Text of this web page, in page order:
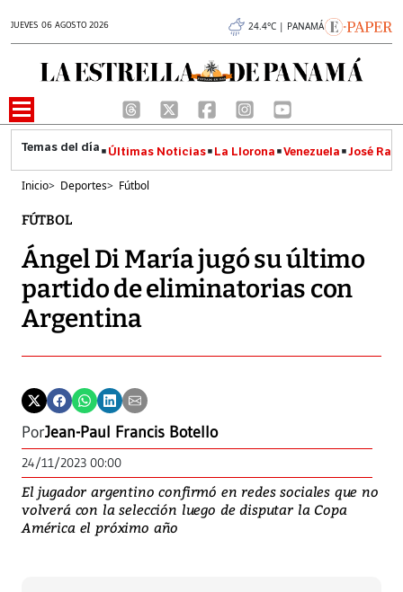
JUEVES 06 AGOSTO 2026 24.4°C | PANAMÁ
Últimas Noticias La Llorona Venezuela José
Inicio> Deportes> Fútbol
FÚTBOL
Ángel Di María jugó su último
partido de eliminatorias con
Argentina
PorJean-Paul Francis Botello
24/11/2023 00:00
El jugador argentino confirmó en redes sociales que no
volverá con la selección luego de disputar la Copa
América el próximo año